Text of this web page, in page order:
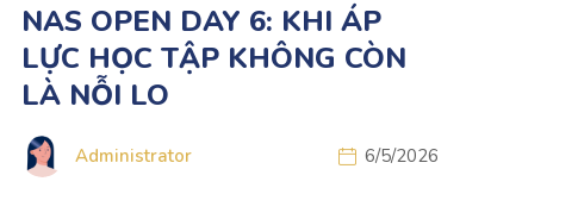
NAS OPEN DAY 6: KHI ÁP
LỰC HỌC TẬP KHÔNG CÒN
LÀ NỖI LO
Administrator 6/5/2026